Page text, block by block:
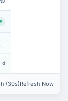
đ
(30s)Refresh Now